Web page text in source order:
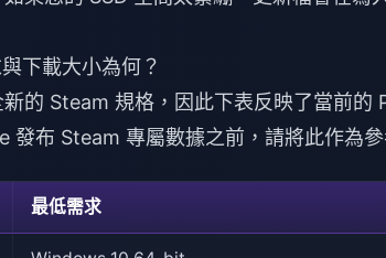
下載大小為何？
的 Steam 規格，因此下表反映了當前的
發布 Steam 專屬數據之前，請將此作為參
最低需求